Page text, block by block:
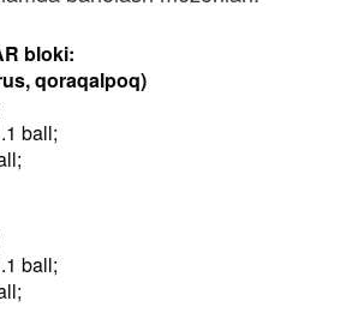
bloki:
qoraqalpoq)
ball;
ball;